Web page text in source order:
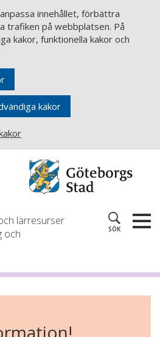
innehållet, förbättra
trafiken på webbplatsen. På
kakor, funktionella kakor och
kakor
lärresurser
och
SÖK